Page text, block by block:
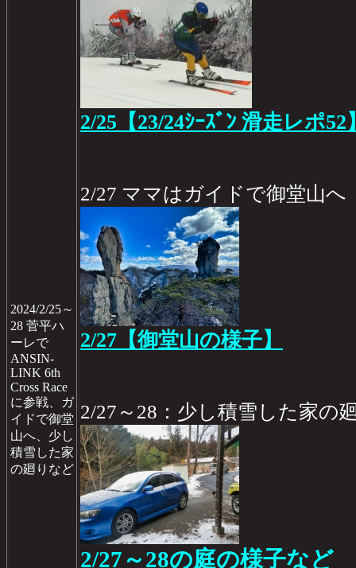
2024/2/25～
28 菅平ハ
ーレで
ANSIN-
LINK 6th
Cross Race
に参戦、ガ
イドで御堂
山へ、少し
積雪した家
の廻りなど
2/25【23/24ｼｰｽﾞﾝ 滑走レポ52
2/27 ママはガイドで御堂山へ
2/27【御堂山の様子】
2/27～28：少し積雪した家の
2/27～28の庭の様子など